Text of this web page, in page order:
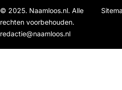
© 2025. Naamloos.nl. Alle
rechten voorbehouden.
redactie@naamloos.nl